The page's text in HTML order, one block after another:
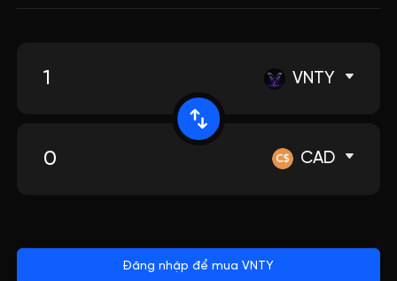
VNTY
CAD
Đăng nhập để mua VNTY